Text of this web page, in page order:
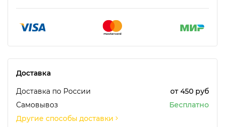
Доставка
Доставка по России
от 450 руб
Самовывоз
Бесплатно
Другие способы доставки